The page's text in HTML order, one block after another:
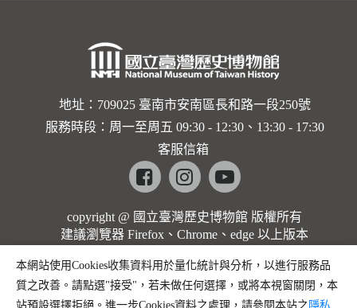
地址：709025 臺南市安南區長和路一段250號
服務時段：周一至周五 09:30 - 12:30、13:30 - 17:30
客服信箱
Facebookinstagramyoutube
copyright @ 國立臺灣歷史博物館 版權所有
建議瀏覽器 Firefox、Chrome、edge 以上版本
本網站使用Cookies收集資料用於量化統計與分析，以進行服務品
質之改善。請點選"接受"，若未做任何選擇，或將本視窗關閉，本
站預設選擇拒絕。進一步Cookies資料之處理，請參閱本站之 隱私